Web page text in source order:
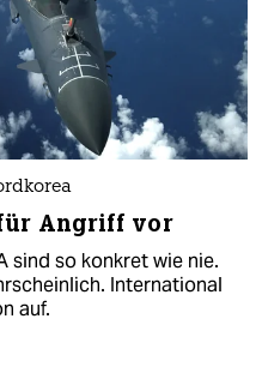
Angriff vor
sind so konkret wie nie.
International
auf.